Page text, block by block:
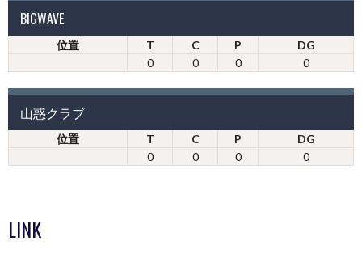
BIGWAVE
位置 T C P
DG
0
0 0 0
山惑クラブ
位置 T C P
DG
0
0 0 0
LINK